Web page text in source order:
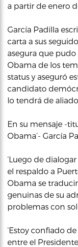
a partir de enero
García Padilla
carta a sus
asegura que
Obama de los
status y aseguró
candidato
lo tendrá de
En su mensaje -
Obama’- García
‘Luego de
el respaldo a
Obama se
genuinas de su
problemas con
‘Estoy confiado
entre el